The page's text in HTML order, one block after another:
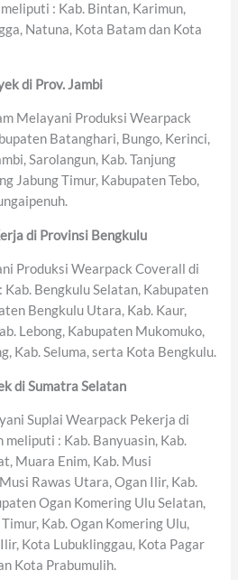
: Kab. Bintan, Karimun,
Natuna, Kota Batam dan Kota
di Prov. Jambi
Melayani Produksi Wearpack
Batanghari, Bungo, Kerinci,
Sarolangun, Kab. Tanjung
Jabung Timur, Kabupaten Tebo,
di Provinsi Bengkulu
Produksi Wearpack Coverall di
Bengkulu Selatan, Kabupaten
Bengkulu Utara, Kab. Kaur,
Lebong, Kabupaten Mukomuko,
Kab. Seluma, serta Kota Bengkulu.
di Sumatra Selatan
Suplai Wearpack Pekerja di
meliputi : Kab. Banyuasin, Kab.
Muara Enim, Kab. Musi
Rawas Utara, Ogan Ilir, Kab.
Ogan Komering Ulu Selatan,
Kab. Ogan Komering Ulu,
Kota Lubuklinggau, Kota Pagar
Kota Prabumulih.